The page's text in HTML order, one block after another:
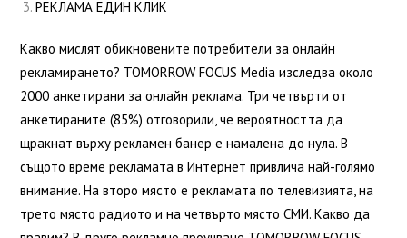
РЕКЛАМА ЕДИН КЛИК
Какво мислят обикновените потребители за онлайн
рекламирането? TOMORROW FOCUS Media изследва около
2000 анкетирани за онлайн реклама. Три четвърти от
анкетираните (85%) отговорили, че вероятността да
щракнат върху рекламен банер е намалена до нула. В
същото време рекламата в Интернет привлича най-голямо
внимание. На второ място е рекламата по телевизията, на
трето място радиото и на четвърто място СМИ. Какво да